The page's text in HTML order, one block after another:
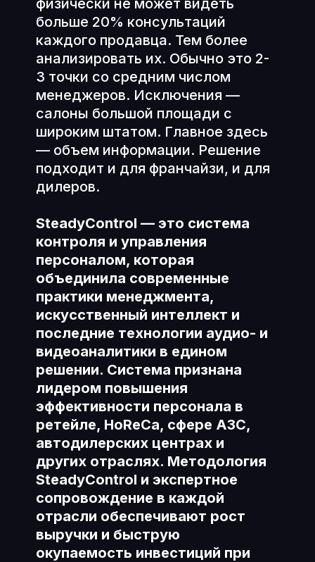
физически не может видеть
больше 20% консультаций
каждого продавца. Тем более
анализировать их. Обычно это 2-
3 точки со средним числом
менеджеров. Исключения —
салоны большой площади с
широким штатом. Главное здесь
— объем информации. Решение
подходит и для франчайзи, и для
дилеров.
SteadyControl — это система
контроля и управления
персоналом, которая
объединила современные
практики менеджмента,
искусственный интеллект и
последние технологии аудио- и
видеоаналитики в едином
решении. Система признана
лидером повышения
эффективности персонала в
ретейле, HoReCa, сфере АЗС,
автодилерских центрах и
других отраслях. Методология
SteadyControl и экспертное
сопровождение в каждой
отрасли обеспечивают рост
выручки и быструю
окупаемость инвестиций при